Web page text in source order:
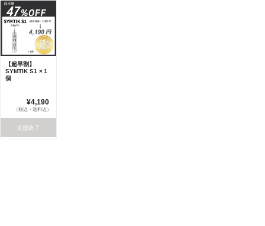
【超早割】
SYMTIK S1 ×１
個
¥4,190
（税込・送料込）
支援終了